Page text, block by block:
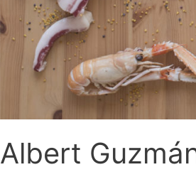
Albert